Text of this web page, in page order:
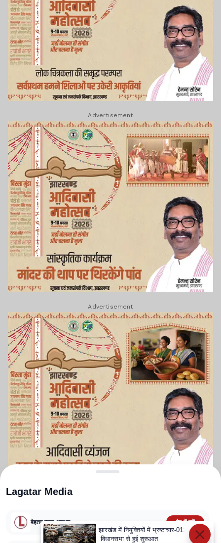
Advertisement
Advertisement
Lagatar Media
बेहतर न्यूज़ अनुभव ऐप में पढ़ें
झारखंड में नियुक्तियों में भ्रष्टाचार-01:
विधानसभा से हुई शुरूआत